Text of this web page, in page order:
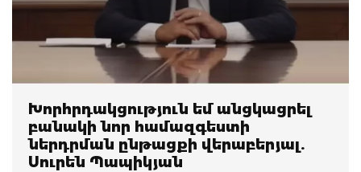
Խորհրդակցություն եմ անցկացրել
բանակի նոր համազգեստի
ներդրման ընթացքի վերաբերյալ.
Սուրեն Պապիկյան